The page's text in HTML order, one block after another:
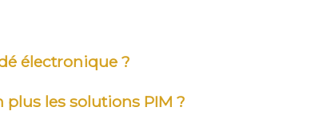
électronique ?
les solutions PIM ?